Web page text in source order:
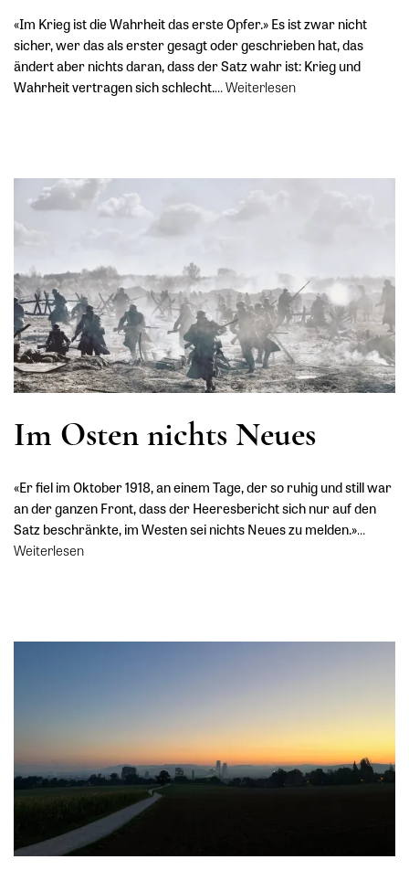
«Im Krieg ist die Wahrheit das erste Opfer.» Es ist zwar nicht
sicher, wer das als erster gesagt oder geschrieben hat, das
ändert aber nichts daran, dass der Satz wahr ist: Krieg und
Wahrheit vertragen sich schlecht.…Weiterlesen
Im Osten nichts Neues
«Er fiel im Oktober 1918, an einem Tage, der so ruhig und still war
an der ganzen Front, dass der Heeresbericht sich nur auf den
Satz beschränkte, im Westen sei nichts Neues zu melden.»…
Weiterlesen